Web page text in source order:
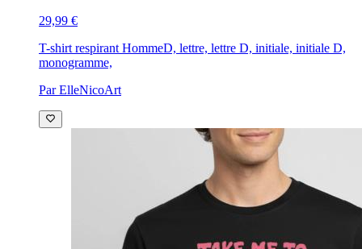
29,99 €
T-shirt respirant HommeD, lettre, lettre D, initiale, initiale D,
monogramme,
Par ElleNicoArt